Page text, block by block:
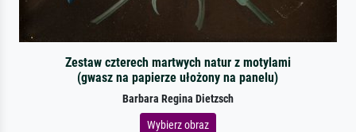
Zestaw czterech martwych natur z motylami
(gwasz na papierze ułożony na panelu)
Barbara Regina Dietzsch
Wybierz obraz